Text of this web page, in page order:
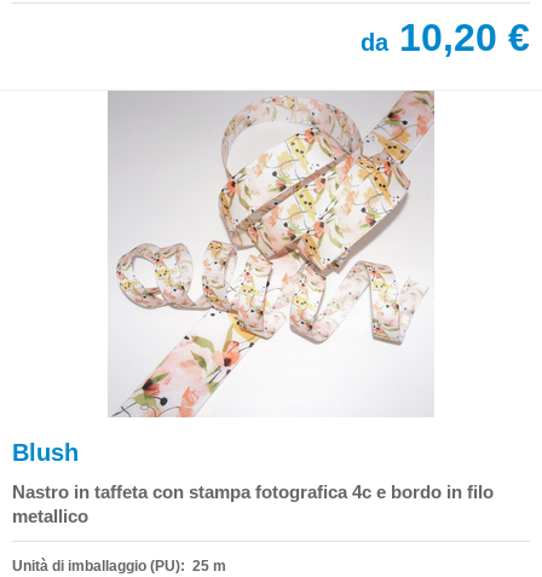
da10,20 €
Blush
Nastro in taffeta con stampa fotografica 4c e bordo in filo
metallico
Unità di imballaggio (PU): 25 m